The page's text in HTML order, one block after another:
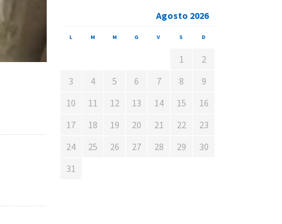
Agosto 2026
L M M G V S D
1
2
3
4 5 6 7 8
9
10
11 12 13 14 15
16
17
18 19 20 21 22
23
24
25 26 27 28 29
30
31